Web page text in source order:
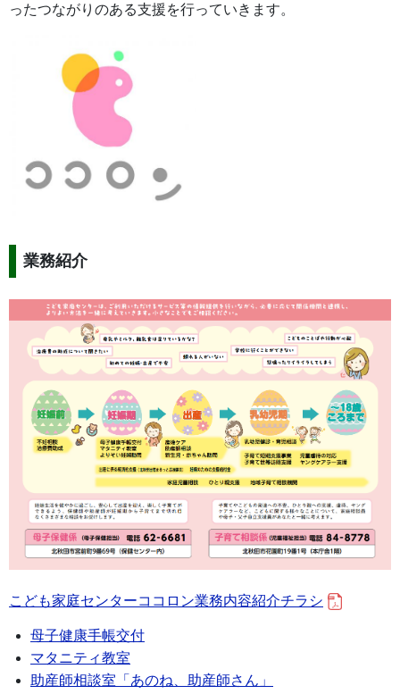
ったつながりのある支援を行っていきます。
業務紹介
こども家庭センターココロン業務内容紹介チラシ
母子健康手帳交付
マタニティ教室
助産師相談室「あのね、助産師さん」